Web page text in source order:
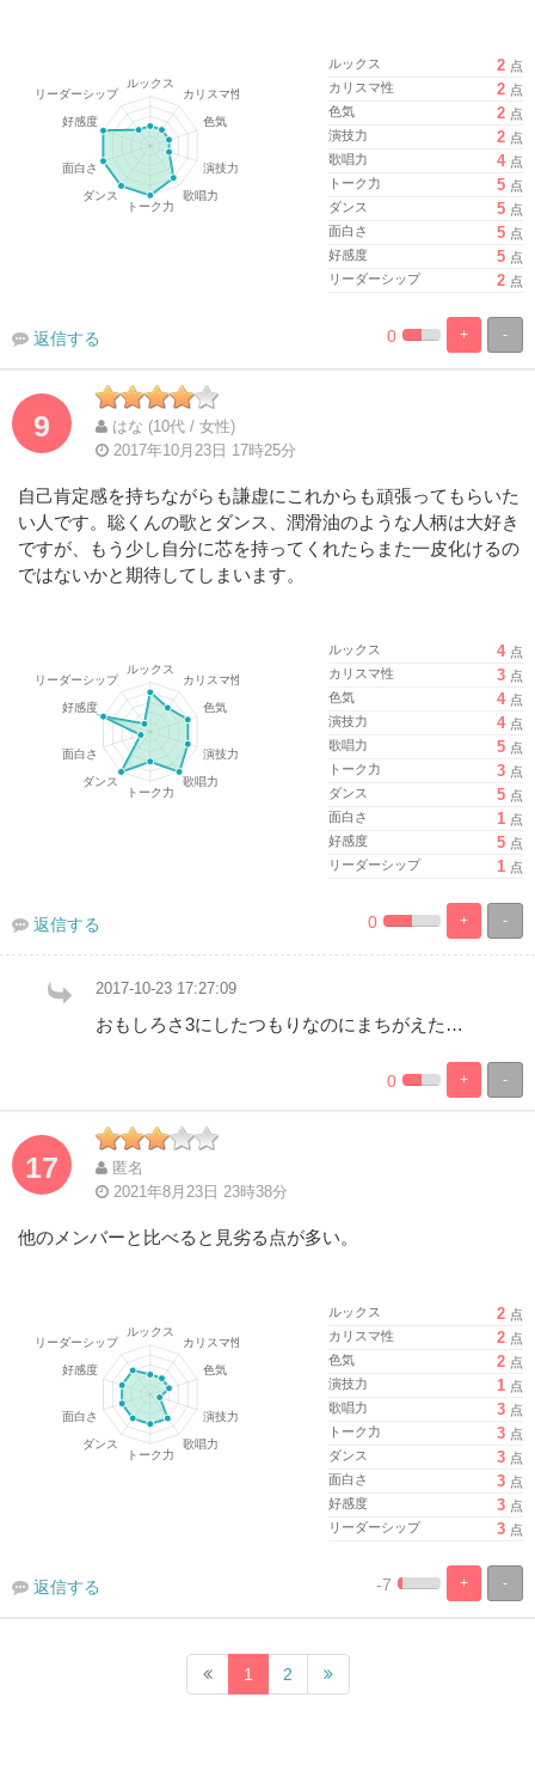
ルックス 2 点
カリスマ性
2 点
色気
2 点
演技力
2 点
歌唱力
4 点
トーク力
5 点
ダンス
5 点
面白さ
5 点
好感度
5 点
リーダーシップ
2 点
-
+
% 100%
0
返信する
9
はな (10代 / 女性)
2017年10月23日 17時25分
自己肯定感を持ちながらも謙虚にこれからも頑張ってもらいた
い人です。聡くんの歌とダンス、潤滑油のような人柄は大好き
ですが、もう少し自分に芯を持ってくれたらまた一皮化けるの
ではないかと期待してしまいます。
ルックス 4 点
カリスマ性
3 点
色気
4 点
演技力
4 点
歌唱力
5 点
トーク力
3 点
ダンス
5 点
面白さ
1 点
好感度
5 点
リーダーシップ
1 点
-
+
%
100%
0
返信する
2017-10-23 17:27:09
おもしろさ3にしたつもりなのにまちがえた…
-
+
%
Complete
100%
Complete
0
17
匿名
2021年8月23日 23時38分
他のメンバーと比べると見劣る点が多い。
ルックス 2 点
カリスマ性
2 点
色気
2 点
演技力
1 点
歌唱力
3 点
トーク力
3 点
ダンス
3 点
面白さ
3 点
好感度
3 点
リーダーシップ
3 点
-
+
% 100%
-7
返信する
1 2